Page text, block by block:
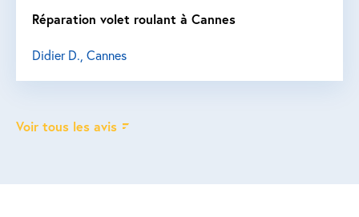
Réparation volet roulant à Cannes
Didier D., Cannes
Voir tous les avis